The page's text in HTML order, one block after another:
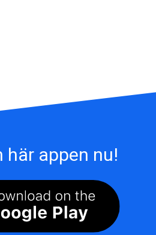
här appen nu!